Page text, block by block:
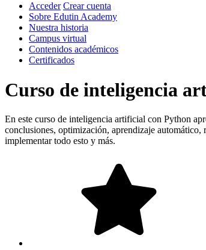
Acceder Crear cuenta
Sobre Edutin Academy
Nuestra historia
Campus virtual
Contenidos académicos
Certificados
Curso de inteligencia
En este curso de inteligencia artificial con Python
conclusiones, optimización, aprendizaje automático,
implementar todo esto y más.